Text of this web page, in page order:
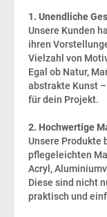
1. Unendliche
Unsere Kunden
ihren
Vielzahl von
Egal ob Natur,
abstrakte Kunst
für dein Projekt.
2. Hochwertige
Unsere Produkte
pflegeleichten
Acryl,
Diese sind nicht
praktisch und